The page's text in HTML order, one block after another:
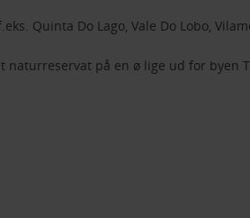
Quinta Do Lago, Vale Do Lobo,
på en ø lige ud for byen